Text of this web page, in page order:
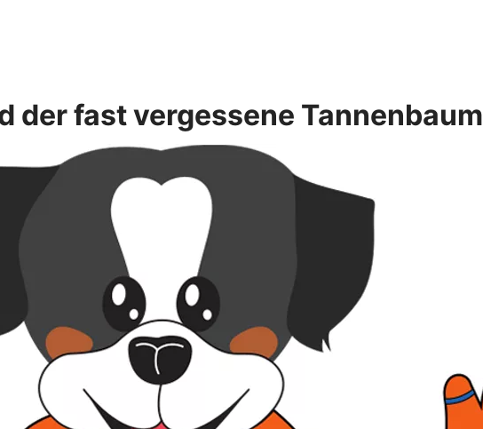
der fast vergessene Tannenbaum